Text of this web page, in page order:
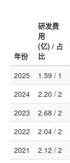
年份
研发费
用
(亿) / 占
比
2025
1.59 / 1
2024
2.20 / 2
2023
2.68 / 2
2022
2.04 / 2
2021
2.12 / 2